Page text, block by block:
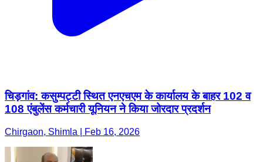
चिड़गांव: कसुम्पट्टी स्थित एनएचएम के कार्यालय के बाहर 102 व
108 एंबुलेंस कर्मचारी यूनियन ने किया जोरदार प्रदर्शन
Chirgaon, Shimla | Feb 16, 2026